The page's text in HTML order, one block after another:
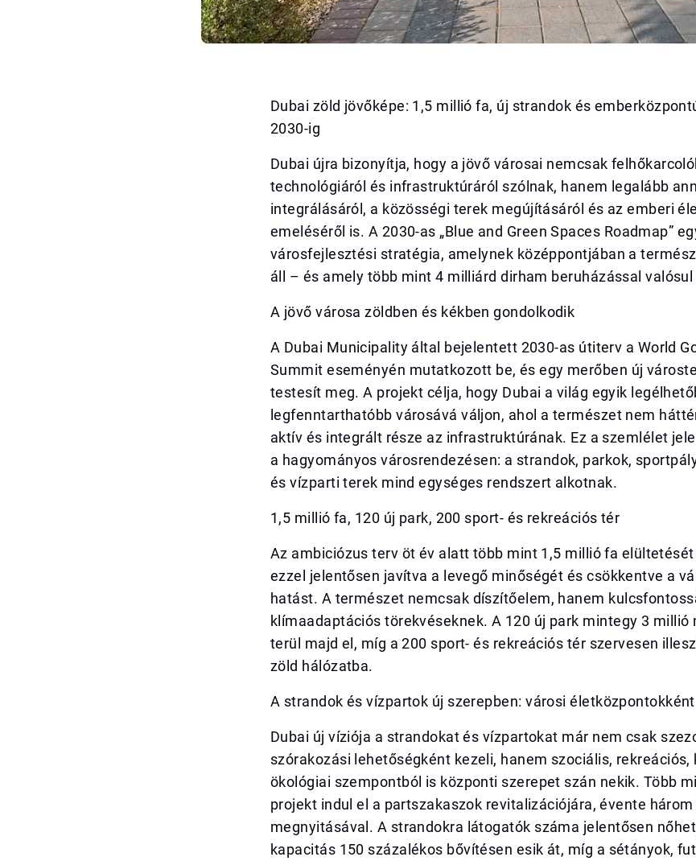
Dubai zöld jövőképe: 1,5 millió fa, új strandok és
2030-ig
Dubai újra bizonyítja, hogy a jövő városai nemcsak
technológiáról és infrastruktúráról szólnak, hanem legalább
integrálásáról, a közösségi terek megújításáról és az emberi
emeléséről is. A 2030-as „Blue and Green Spaces Roadmap”
városfejlesztési stratégia, amelynek középpontjában a
áll – és amely több mint 4 milliárd dirham beruházással valósul
A jövő városa zöldben és kékben gondolkodik
A Dubai Municipality által bejelentett 2030-as útiterv a World
Summit eseményén mutatkozott be, és egy merőben új
testesít meg. A projekt célja, hogy Dubai a világ egyik
legfenntarthatóbb városává váljon, ahol a természet nem
aktív és integrált része az infrastruktúrának. Ez a szemlélet
a hagyományos városrendezésen: a strandok, parkok,
és vízparti terek mind egységes rendszert alkotnak.
1,5 millió fa, 120 új park, 200 sport- és rekreációs tér
Az ambiciózus terv öt év alatt több mint 1,5 millió fa
ezzel jelentősen javítva a levegő minőségét és csökkentve a
hatást. A természet nemcsak díszítőelem, hanem
klímaadaptációs törekvéseknek. A 120 új park mintegy 3 millió
terül majd el, míg a 200 sport- és rekreációs tér szervesen
zöld hálózatba.
A strandok és vízpartok új szerepben: városi életközpontokként
Dubai új víziója a strandokat és vízpartokat már nem csak
szórakozási lehetőségként kezeli, hanem szociális,
ökológiai szempontból is központi szerepet szán nekik. Több
projekt indul el a partszakaszok revitalizációjára, évente
megnyitásával. A strandokra látogatók száma jelentősen
kapacitás 150 százalékos bővítésen esik át, míg a sétányok,